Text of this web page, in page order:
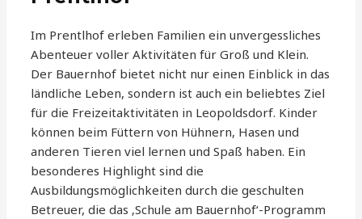
Im Prentlhof erleben Familien ein unvergessliches
Abenteuer voller Aktivitäten für Groß und Klein.
Der Bauernhof bietet nicht nur einen Einblick in das
ländliche Leben, sondern ist auch ein beliebtes Ziel
für die Freizeitaktivitäten in Leopoldsdorf. Kinder
können beim Füttern von Hühnern, Hasen und
anderen Tieren viel lernen und Spaß haben. Ein
besonderes Highlight sind die
Ausbildungsmöglichkeiten durch die geschulten
Betreuer, die das ‚Schule am Bauernhof‘-Programm